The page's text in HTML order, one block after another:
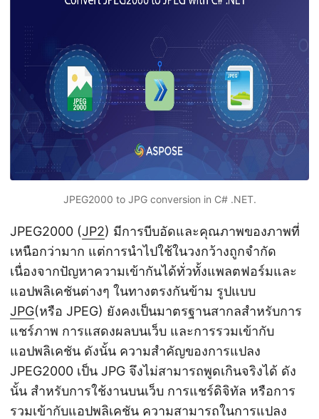
JPEG2000 to JPG conversion in C# .NET.
JPEG2000 (JP2) มีการบีบอัดและคุณภาพของภาพที่
เหนือกว่ามาก แต่การนำไปใช้ในวงกว้างถูกจำกัด
เนื่องจากปัญหาความเข้ากันได้ทั่วทั้งแพลตฟอร์มและ
แอปพลิเคชันต่างๆ ในทางตรงกันข้าม รูปแบบ
JPG(หรือ JPEG) ยังคงเป็นมาตรฐานสากลสำหรับการ
แชร์ภาพ การแสดงผลบนเว็บ และการรวมเข้ากับ
แอปพลิเคชัน ดังนั้น ความสำคัญของการแปลง
JPEG2000 เป็น JPG จึงไม่สามารถพูดเกินจริงได้ ดัง
นั้น สำหรับการใช้งานบนเว็บ การแชร์ดิจิทัล หรือการ
รวมเข้ากับแอปพลิเคชัน ความสามารถในการแปลง